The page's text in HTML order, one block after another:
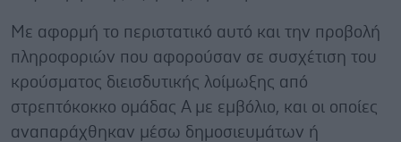
Με αφορμή το περιστατικό αυτό και την προβολή
πληροφοριών που αφορούσαν σε συσχέτιση του
κρούσματος διεισδυτικής λοίμωξης από
στρεπτόκοκκο ομάδας Α με εμβόλιο, και οι οποίες
αναπαράχθηκαν μέσω δημοσιευμάτων ή